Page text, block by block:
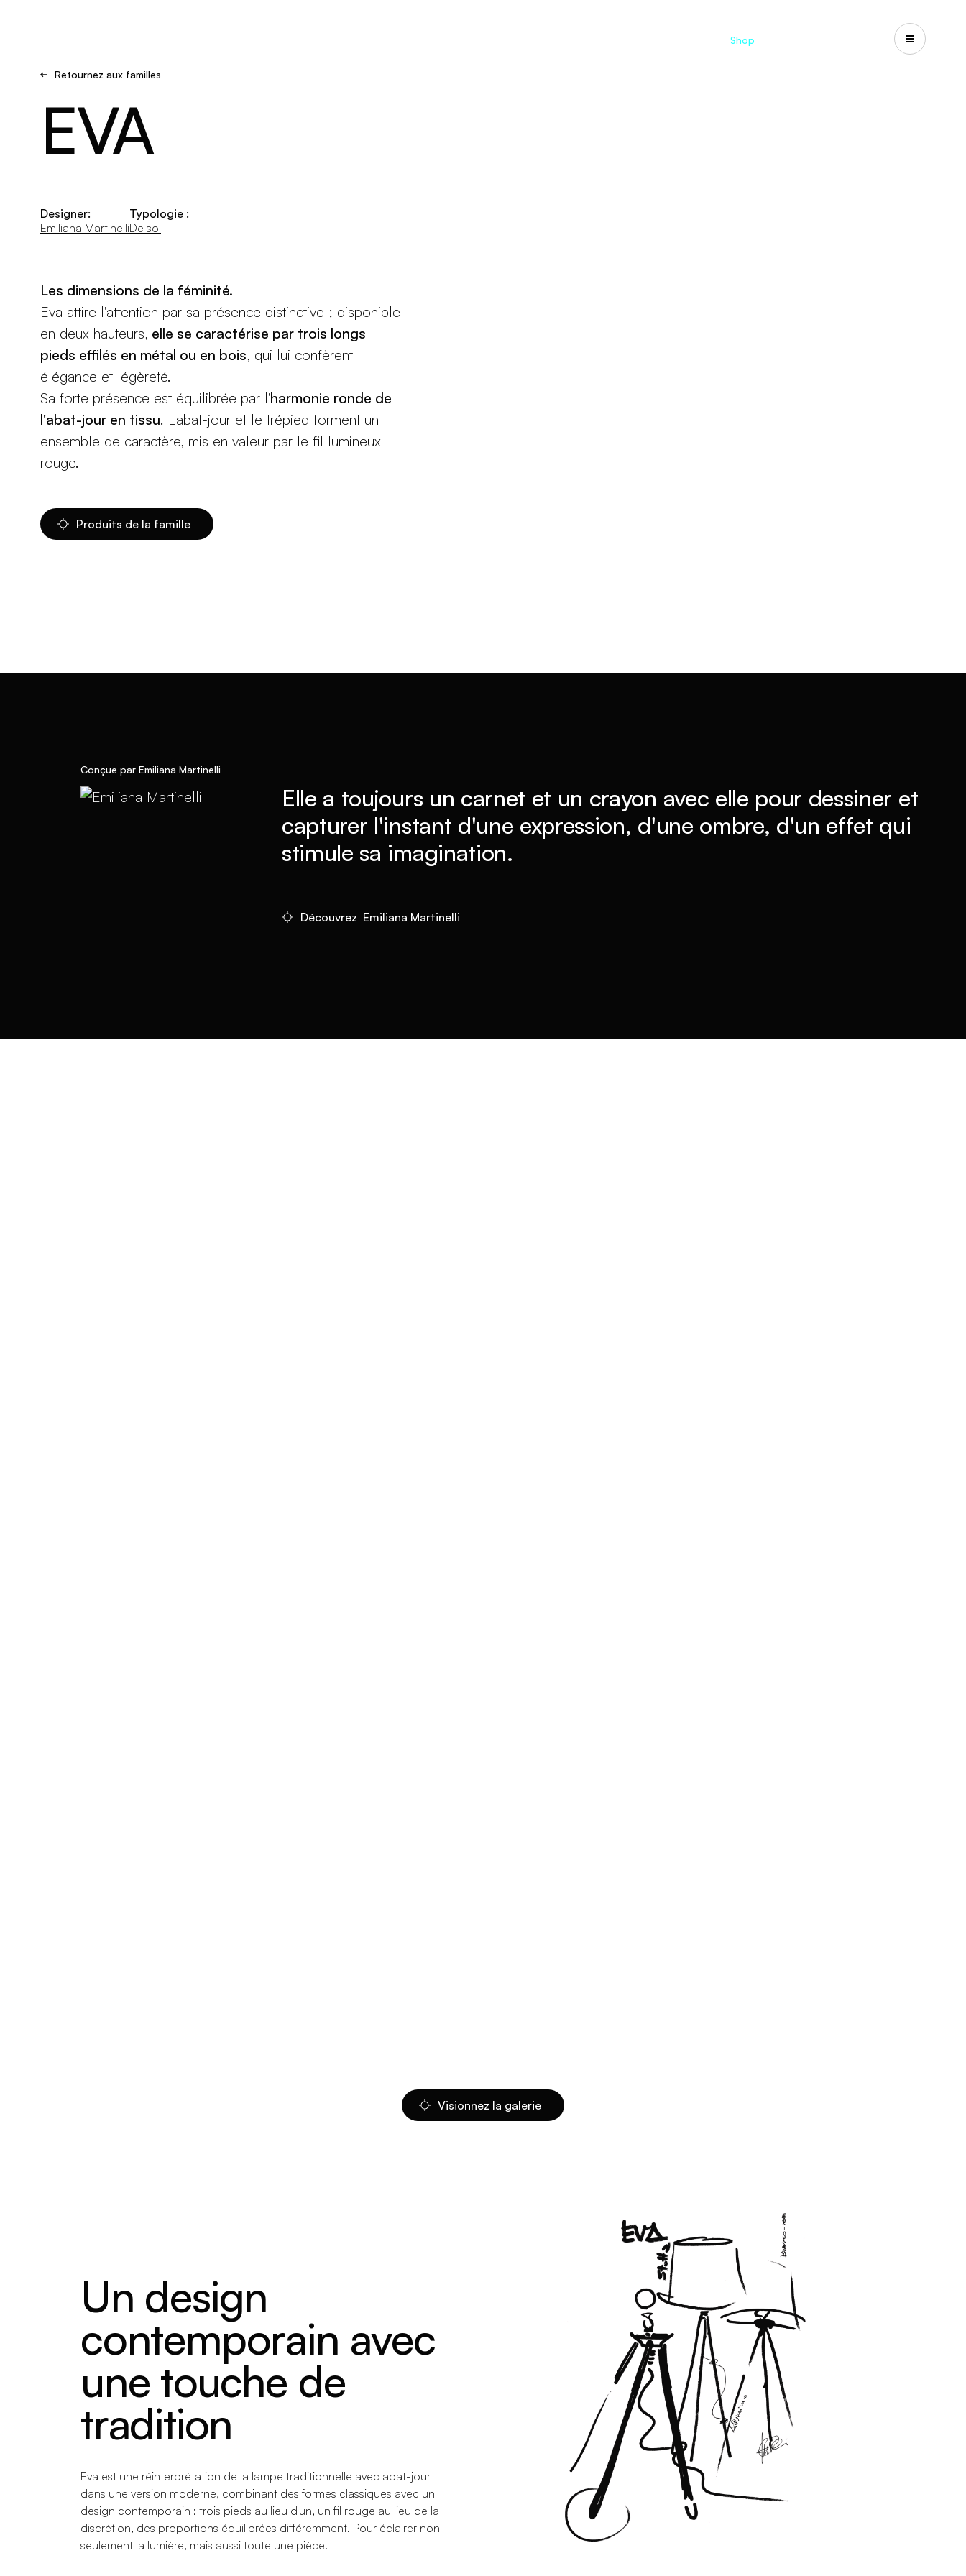
Shop
Retournez aux familles
EVA
Designer:
Emiliana Martinelli
Typologie :
De sol
Les dimensions de la féminité.
Eva attire l'attention par sa présence distinctive ; disponible
en deux hauteurs, elle se caractérise par trois longs
pieds effilés en métal ou en bois, qui lui confèrent
élégance et légèreté.
Sa forte présence est équilibrée par l'harmonie ronde de
l'abat-jour en tissu. L'abat-jour et le trépied forment un
ensemble de caractère, mis en valeur par le fil lumineux
rouge.
Produits de la famille
Conçue par Emiliana Martinelli
Elle a toujours un carnet et un crayon avec elle pour dessiner et
capturer l'instant d'une expression, d'une ombre, d'un effet qui
stimule sa imagination.
Découvrez Emiliana Martinelli
Visionnez la galerie
Un design
contemporain avec
une touche de
tradition
Eva est une réinterprétation de la lampe traditionnelle avec abat-jour
dans une version moderne, combinant des formes classiques avec un
design contemporain : trois pieds au lieu d'un, un fil rouge au lieu de la
discrétion, des proportions équilibrées différemment. Pour éclairer non
seulement la lumière, mais aussi toute une pièce.